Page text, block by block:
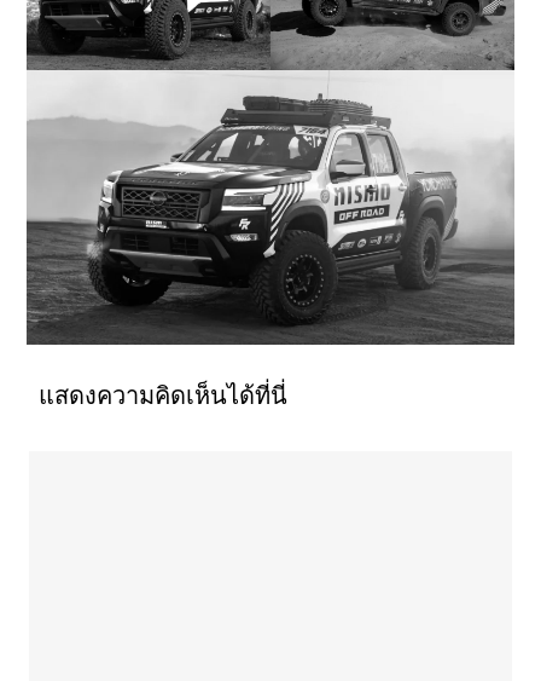
แสดงความคิดเห็นได้ที่นี่